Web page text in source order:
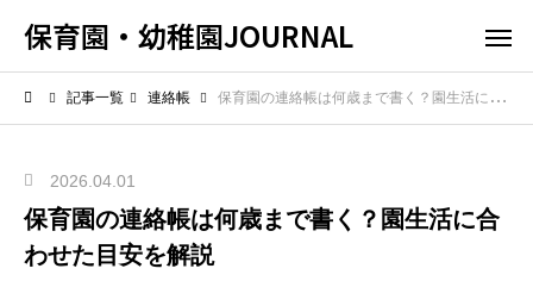
保育園・幼稚園JOURNAL
記事一覧 連絡帳 保育園の連絡帳は何歳まで書く？園生活に合わせた目安を解説
2026.04.01
保育園の連絡帳は何歳まで書く？園生活に合
わせた目安を解説